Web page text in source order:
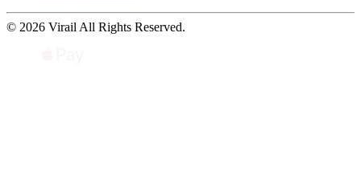
© 2026 Virail All Rights Reserved.